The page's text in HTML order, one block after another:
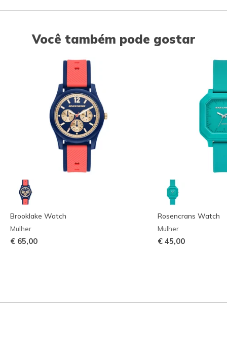
Você também pode gostar
Brooklake Watch
Mulher
€ 65,00
Rosencrans Watch
Mulher
€ 45,00